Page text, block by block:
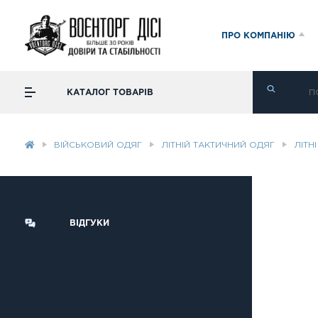
ПРО КОМПАНІЮ
КАТАЛОГ ТОВАРІВ
ВІЙСЬКОВИЙ ОДЯГ ЛІТНІЙ ТАКТИЧНИЙ ОДЯГ
ВІДГУКИ